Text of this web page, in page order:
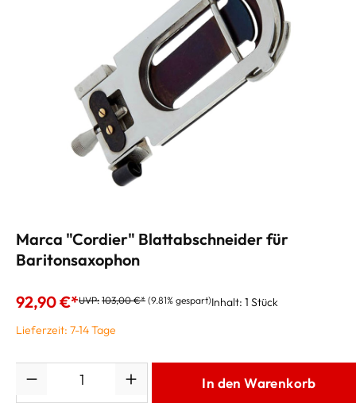
Marca "Cordier" Blattabschneider für
Baritonsaxophon
92,90 €*UVP: 103,00 €* (9.81% gespart)Inhalt: 1 Stück
Lieferzeit: 7-14 Tage
In den Warenkorb